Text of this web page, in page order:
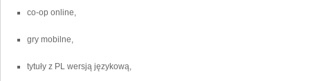
co-op online,
gry mobilne,
tytuły z PL wersją językową,